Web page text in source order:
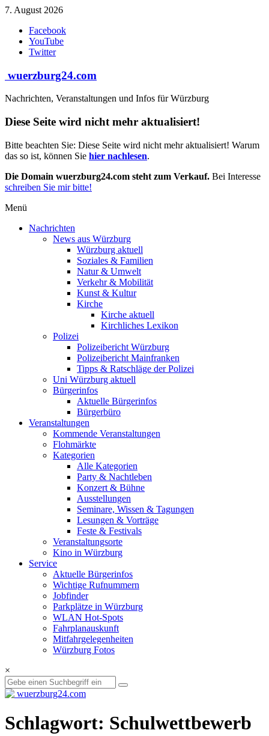
Zum
springen
7. August 2026
Facebook
YouTube
Twitter
wuerzburg24.com
Nachrichten, Veranstaltungen und Infos für Würzburg
Diese Seite wird nicht mehr aktualisiert!
Bitte beachten Sie: Diese Seite wird nicht mehr aktualisiert! Warum
das so ist, können Sie hier nachlesen.
Die Domain wuerzburg24.com steht zum Verkauf. Bei Interesse
schreiben Sie mir bitte!
Menü
Nachrichten
News aus Würzburg
Würzburg aktuell
Soziales & Familien
Natur & Umwelt
Verkehr & Mobilität
Kunst & Kultur
Kirche
Kirche aktuell
Kirchliches Lexikon
Polizei
Polizeibericht Würzburg
Polizeibericht Mainfranken
Tipps & Ratschläge der Polizei
Uni Würzburg aktuell
Bürgerinfos
Aktuelle Bürgerinfos
Bürgerbüro
Veranstaltungen
Kommende Veranstaltungen
Flohmärkte
Kategorien
Alle Kategorien
Party & Nachtleben
Konzert & Bühne
Ausstellungen
Seminare, Wissen & Tagungen
Lesungen & Vorträge
Feste & Festivals
Veranstaltungsorte
Kino in Würzburg
Service
Aktuelle Bürgerinfos
Wichtige Rufnummern
Jobfinder
Parkplätze in Würzburg
WLAN Hot-Spots
Fahrplanauskunft
Mitfahrgelegenheiten
Würzburg Fotos
×
Schlagwort: Schulwettbewerb